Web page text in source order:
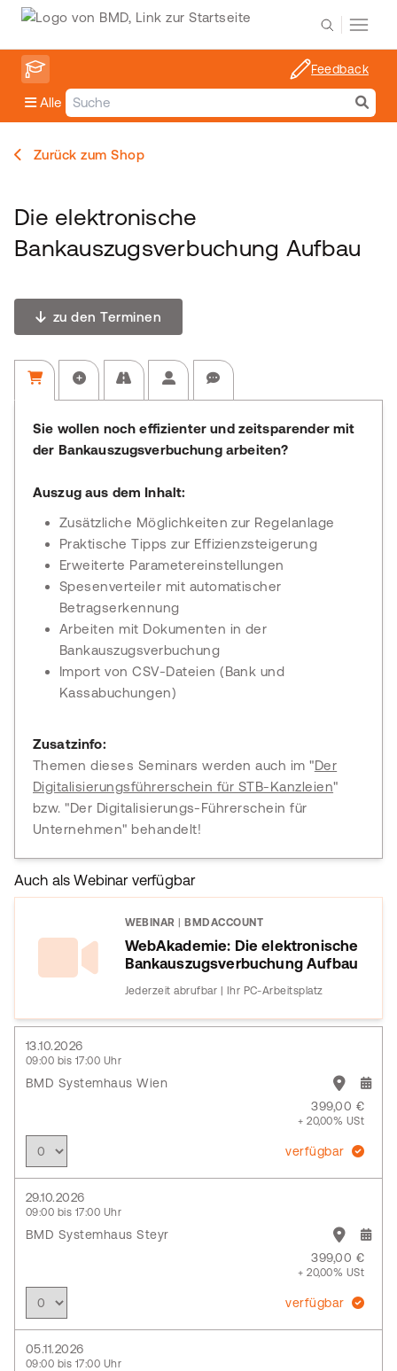
Alle
Feedback
Zurück zum Shop
Die elektronische
Bankauszugsverbuchung Aufbau
zu den Terminen
Sie wollen noch effizienter und zeitsparender mit
der Bankauszugsverbuchung arbeiten?
Auszug aus dem Inhalt:
Zusätzliche Möglichkeiten zur Regelanlage
Praktische Tipps zur Effizienzsteigerung
Erweiterte Parametereinstellungen
Spesenverteiler mit automatischer
Betragserkennung
Arbeiten mit Dokumenten in der
Bankauszugsverbuchung
Import von CSV-Dateien (Bank und
Kassabuchungen)
Zusatzinfo:
Themen dieses Seminars werden auch im "Der
Digitalisierungsführerschein für STB-Kanzleien"
bzw. "Der Digitalisierungs-Führerschein für
Unternehmen" behandelt!
Auch als Webinar verfügbar
WEBINAR BMDACCOUNT
WebAkademie: Die elektronische
Bankauszugsverbuchung Aufbau
Jederzeit abrufbar | Ihr PC-Arbeitsplatz
13.10.2026
09:00 bis 17:00 Uhr
BMD Systemhaus Wien
399,00 €
+ 20,00% USt
verfügbar
29.10.2026
09:00 bis 17:00 Uhr
BMD Systemhaus Steyr
399,00 €
+ 20,00% USt
verfügbar
05.11.2026
09:00 bis 17:00 Uhr